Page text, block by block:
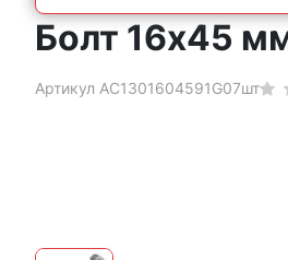
Болт 16х45
Артикул АС1301604591G07шт